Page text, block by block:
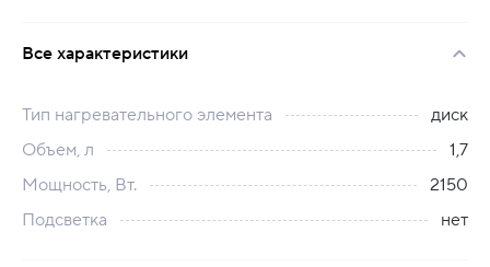
Все характеристики
Тип нагревательного элемента
диск
Объем, л
1,7
Мощность, Вт.
2150
Подсветка
нет